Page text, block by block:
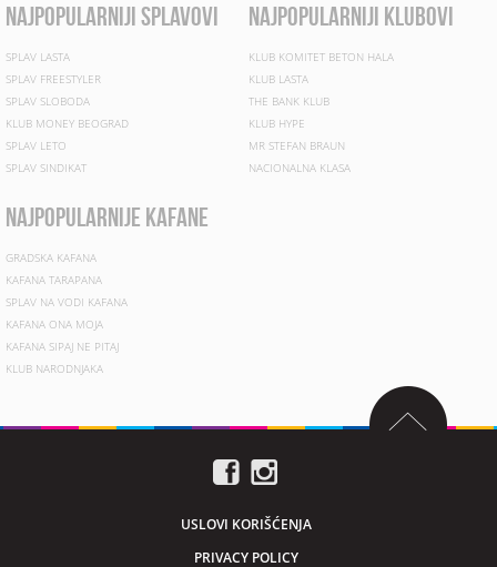
najpopularniji splavovi
SPLAV LASTA
SPLAV FREESTYLER
SPLAV SLOBODA
KLUB MONEY BEOGRAD
SPLAV LETO
SPLAV SINDIKAT
najpopularniji klubovi
KLUB KOMITET BETON HALA
KLUB LASTA
THE BANK KLUB
KLUB HYPE
MR STEFAN BRAUN
NACIONALNA KLASA
najpopularnije kafane
GRADSKA KAFANA
KAFANA TARAPANA
SPLAV NA VODI KAFANA
KAFANA ONA MOJA
KAFANA SIPAJ NE PITAJ
KLUB NARODNJAKA
USLOVI KORIŠĆENJA
PRIVACY POLICY